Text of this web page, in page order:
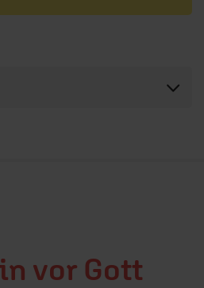
vor Gott